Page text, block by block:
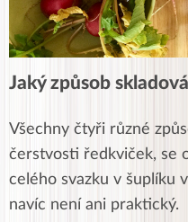
Jaký způsob
Všechny čtyři různé
čerstvosti ředkviček, se
celého svazku v šuplíku
navíc není ani praktický.